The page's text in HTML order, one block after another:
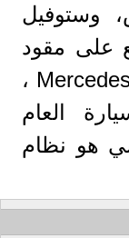
وستوفيل
على مقود
سيارة Mercedes-EQ Silver Arrow 02 ،
العام
هو نظام